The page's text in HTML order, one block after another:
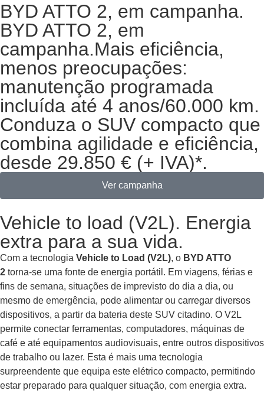
BYD ATTO 2, em campanha.
BYD ATTO 2, em
campanha.Mais eficiência,
menos preocupações:
manutenção programada
incluída até 4 anos/60.000 km.
Conduza o SUV compacto que
combina agilidade e eficiência,
desde 29.850 € (+ IVA)*.
Ver campanha
Vehicle to load (V2L). Energia
extra para a sua vida.
Com a tecnologia Vehicle to Load (V2L), o BYD ATTO
2 torna-se uma fonte de energia portátil. Em viagens, férias e
fins de semana, situações de imprevisto do dia a dia, ou
mesmo de emergência, pode alimentar ou carregar diversos
dispositivos, a partir da bateria deste SUV citadino. O V2L
permite conectar ferramentas, computadores, máquinas de
café e até equipamentos audiovisuais, entre outros dispositivos
de trabalho ou lazer. Esta é mais uma tecnologia
surpreendente que equipa este elétrico compacto, permitindo
estar preparado para qualquer situação, com energia extra.